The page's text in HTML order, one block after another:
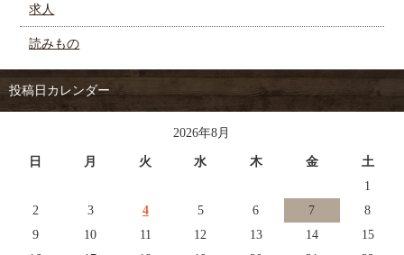
求人
読みもの
投稿日カレンダー
2026年8月
日 月 火 水 木 金
土
1
2
3 4 5 6 7
8
9
10 11 12 13 14
15